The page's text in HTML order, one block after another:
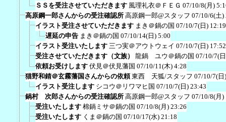
ＳＳを受注させていただきます 風理礼衣＠ＦＥＧ 07/10/8(月)
高原鋼一郎さんからの受注確認所 高原鋼一郎@スタッフ 07/10/6(土)
イラスト受注させていただきます まき＠鍋の国 07/10/7(日) 12:19
遅延の申告 まき＠鍋の国 07/10/14(日) 5:00
イラスト受注いたします 三つ実＠アウトウェイ 07/10/7(日) 17:52
受注させていただきます（文族）
龍鍋 ユウ＠鍋の国 07/10/7(
依頼お受けします 伏見＠伏見藩国 07/10/11(木) 4:28
猫野和錆＠玄霧藩国さんからの依頼 東西 天狐/スタッフ 07/10/7(日
イラスト受注します シコウ＠リワマヒ国 07/10/7(日) 23:43
鍋村 次郎さんからの受注確認所 高原鋼一郎@スタッフ 07/10/8(月)
受注いたします 棉鍋ミサ＠鍋の国 07/10/8(月) 23:26
受注いたします くま＠鍋の国 07/10/17(水) 21:18